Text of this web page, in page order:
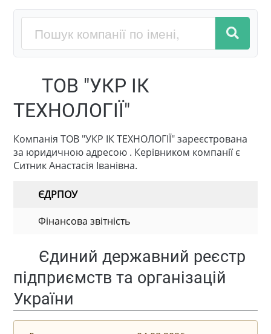
ТОВ "УКР ІК
ТЕХНОЛОГІЇ"
Компанія ТОВ "УКР ІК ТЕХНОЛОГІЇ" зареєстрована
за юридичною адресою . Керівником компанії є
Ситник Анастасія Іванівна.
ЄДРПОУ
Фінансова звітність
Єдиний державний реєстр
підприємств та організацій
України